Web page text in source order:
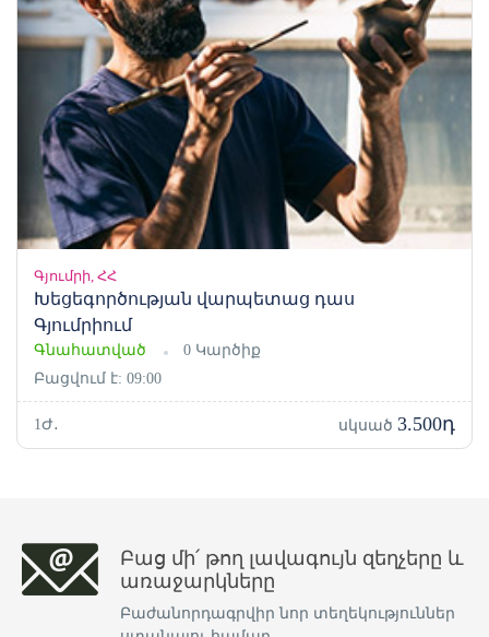
Գյումրի, ՀՀ
Խեցեգործության վարպետաց դաս
Գյումրիում
Գնահատված
0 Կարծիք
Բացվում է: 09:00
1Ժ․ սկսած 3.500դ
Բաց մի՛ թող լավագույն զեղչերը և
առաջարկները
Բաժանորդագրվիր նոր տեղեկություններ